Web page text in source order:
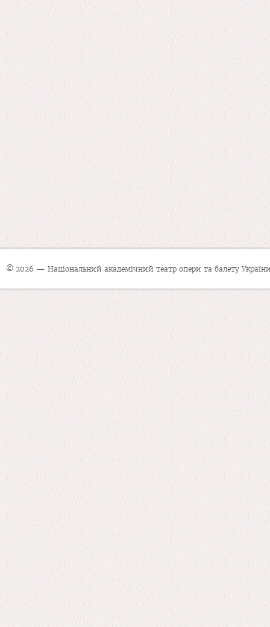
© 2026 — Національний академічний театр опери та балету